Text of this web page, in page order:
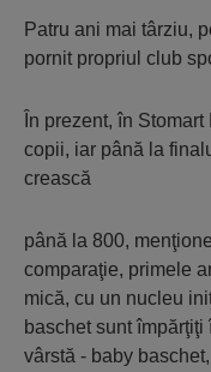
Patru ani mai târziu,
pornit propriul club
În prezent, în
copii, iar până la
crească
până la 800,
comparaţie, primele
mică, cu un nucleu
baschet sunt
vârstă - baby